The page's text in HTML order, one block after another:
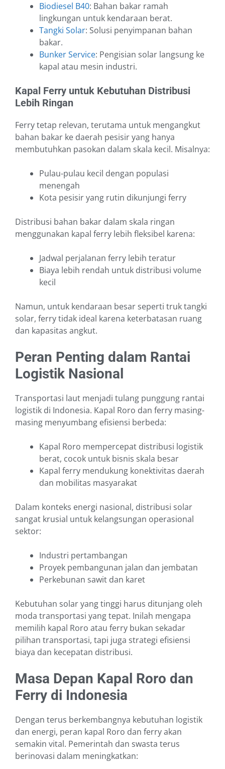
Biodiesel B40: Bahan bakar ramah
lingkungan untuk kendaraan berat.
Tangki Solar: Solusi penyimpanan bahan
bakar.
Bunker Service: Pengisian solar langsung ke
kapal atau mesin industri.
Kapal Ferry untuk Kebutuhan Distribusi
Lebih Ringan
Ferry tetap relevan, terutama untuk mengangkut
bahan bakar ke daerah pesisir yang hanya
membutuhkan pasokan dalam skala kecil. Misalnya:
Pulau-pulau kecil dengan populasi
menengah
Kota pesisir yang rutin dikunjungi ferry
Distribusi bahan bakar dalam skala ringan
menggunakan kapal ferry lebih fleksibel karena:
Jadwal perjalanan ferry lebih teratur
Biaya lebih rendah untuk distribusi volume
kecil
Namun, untuk kendaraan besar seperti truk tangki
solar, ferry tidak ideal karena keterbatasan ruang
dan kapasitas angkut.
Peran Penting dalam Rantai
Logistik Nasional
Transportasi laut menjadi tulang punggung rantai
logistik di Indonesia. Kapal Roro dan ferry masing-
masing menyumbang efisiensi berbeda:
Kapal Roro mempercepat distribusi logistik
berat, cocok untuk bisnis skala besar
Kapal ferry mendukung konektivitas daerah
dan mobilitas masyarakat
Dalam konteks energi nasional, distribusi solar
sangat krusial untuk kelangsungan operasional
sektor:
Industri pertambangan
Proyek pembangunan jalan dan jembatan
Perkebunan sawit dan karet
Kebutuhan solar yang tinggi harus ditunjang oleh
moda transportasi yang tepat. Inilah mengapa
memilih kapal Roro atau ferry bukan sekadar
pilihan transportasi, tapi juga strategi efisiensi
biaya dan kecepatan distribusi.
Masa Depan Kapal Roro dan
Ferry di Indonesia
Dengan terus berkembangnya kebutuhan logistik
dan energi, peran kapal Roro dan ferry akan
semakin vital. Pemerintah dan swasta terus
berinovasi dalam meningkatkan: